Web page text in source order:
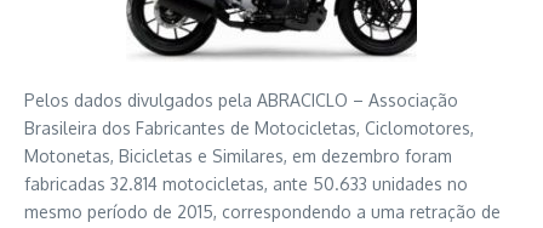
Pelos dados divulgados pela ABRACICLO – Associação
Brasileira dos Fabricantes de Motocicletas, Ciclomotores,
Motonetas, Bicicletas e Similares, em dezembro foram
fabricadas 32.814 motocicletas, ante 50.633 unidades no
mesmo período de 2015, correspondendo a uma retração de